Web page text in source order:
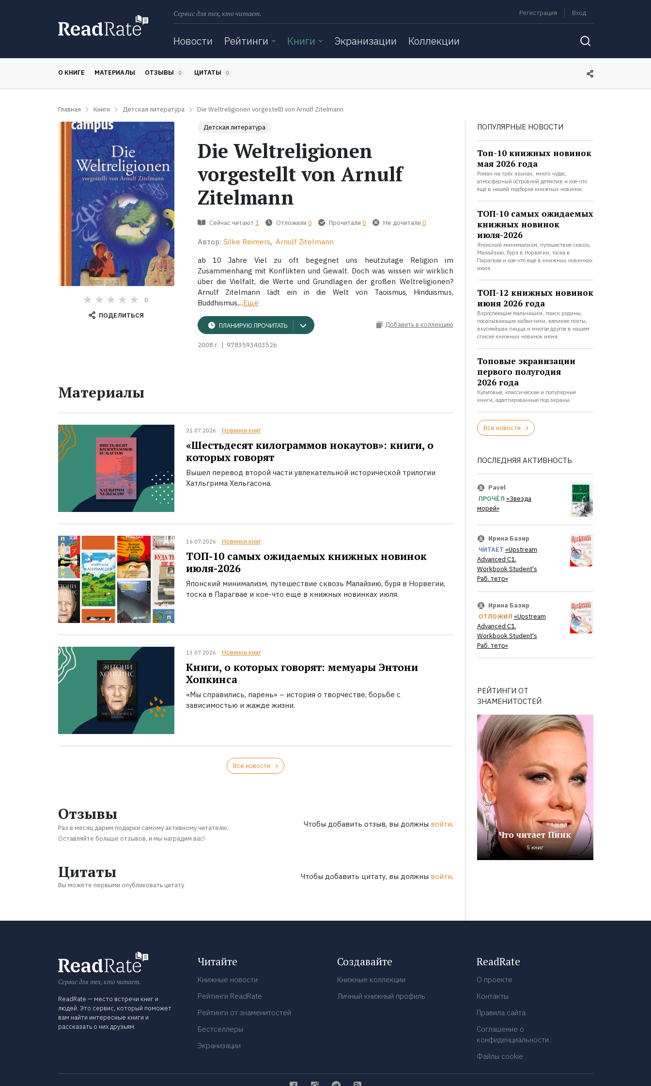
Сервис для тех, кто читает. Регистрация Вход
Новости Рейтинги Книги Экранизации Коллекции
О КНИГЕ МАТЕРИАЛЫ ОТЗЫВЫ 0 ЦИТАТЫ 0
Главная Книги Детская литература Die Weltreligionen vorgestellt von Arnulf Zitelmann
0
ПОДЕЛИТЬСЯ
Детская литература
Die Weltreligionen
vorgestellt von Arnulf
Zitelmann
Сейчас читают 1 Отложили 0 Прочитали 0 Не дочитали 0
Автор: Silke Reimers, Arnulf Zitelmann
ab 10 Jahre Viel zu oft begegnet uns heutzutage Religion im
Zusammenhang mit Konflikten und Gewalt. Doch was wissen wir wirklich
über die Vielfalt, die Werte und Grundlagen der großen Weltreligionen?
Arnulf Zitelmann lädt ein in die Welt von Taoismus, Hinduismus,
Buddhismus,...Ещё
ПЛАНИРУЮ ПРОЧИТАТЬ Добавить в коллекцию
2008 г. 9783593403526
Материалы
21.07.2026 Новинки книг
«Шестьдесят килограммов нокаутов»: книги, о
которых говорят
Вышел перевод второй части увлекательной исторической трилогии
Хатльгрима Хельгасона.
16.07.2026 Новинки книг
ТОП-10 самых ожидаемых книжных новинок
июля-2026
Японский минимализм, путешествие сквозь Малайзию, буря в Норвегии,
тоска в Парагвае и кое-что ещё в книжных новинках июля.
13.07.2026 Новинки книг
Книги, о которых говорят: мемуары Энтони
Хопкинса
«Мы справились, парень» – история о творчестве, борьбе с
зависимостью и жажде жизни.
Все новости
Отзывы
Раз в месяц дарим подарки самому активному читателю.
Оставляйте больше отзывов, и мы наградим вас!
Чтобы добавить отзыв, вы должны войти.
Цитаты
Вы можете первыми опубликовать цитату
Чтобы добавить цитату, вы должны войти.
ПОПУЛЯРНЫЕ НОВОСТИ
Топ-10 книжных новинок
мая 2026 года
Роман на трёх языках, много чудес,
атмосферный островной детектив и кое-что
ещё в нашей подборке книжных новинок.
ТОП-10 самых ожидаемых
книжных новинок
июля-2026
Японский минимализм, путешествие сквозь
Малайзию, буря в Норвегии, тоска в
Парагвае и кое-что ещё в книжных новинках
июля.
ТОП-12 книжных новинок
июня 2026 года
Взрослеющие мальчишки, поиск родины,
посапывающие кабанчики, великие поэты,
вкуснейшая пицца и многое другое в нашем
списке книжных новинок июня.
Топовые экранизации
первого полугодия
2026 года
Культовые, классические и популярные
книги, адаптированные под экраны.
Все новости
ПОСЛЕДНЯЯ АКТИВНОСТЬ
Pavel
ПРОЧЁЛ «Звезда
морей»
Ирина Базир
ЧИТАЕТ «Upstream
Advanced C1.
Workbook Student's
Раб. тетр»
Ирина Базир
ОТЛОЖИЛ «Upstream
Advanced C1.
Workbook Student's
Раб. тетр»
РЕЙТИНГИ ОТ
ЗНАМЕНИТОСТЕЙ
Что читает Пинк
5 книг
Сервис для тех, кто читает.
ReadRate — место встречи книг и
людей. Это сервис, который поможет
вам найти интересные книги и
рассказать о них друзьям.
Читайте
Книжные новости
Рейтинги ReadRate
Рейтинги от знаменитостей
Бестселлеры
Экранизации
Создавайте
Книжные коллекции
Личный книжный профиль
ReadRate
О проекте
Контакты
Правила сайта
Соглашение о
конфиденциальности
Файлы cookie